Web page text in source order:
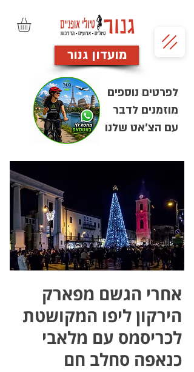
מועדון גנור
לפרטים נוספים
מוזמנים לדבר
עם הצ'אט שלנו
אחרי הגשם מפארק
הירקון ליפו המקושטת
לכריסמס עם מלאבי
כנאפה סחלב חם